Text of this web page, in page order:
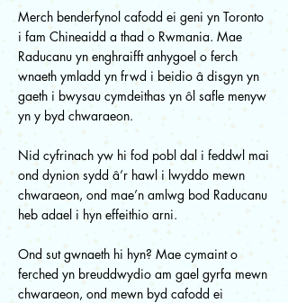
Merch benderfynol cafodd ei geni yn Toronto
i fam Chineaidd a thad o Rwmania. Mae
Raducanu yn enghraifft anhygoel o ferch
wnaeth ymladd yn frwd i beidio â disgyn yn
gaeth i bwysau cymdeithas yn ôl safle menyw
yn y byd chwaraeon.
Nid cyfrinach yw hi fod pobl dal i feddwl mai
ond dynion sydd â’r hawl i lwyddo mewn
chwaraeon, ond mae’n amlwg bod Raducanu
heb adael i hyn effeithio arni.
Ond sut gwnaeth hi hyn? Mae cymaint o
ferched yn breuddwydio am gael gyrfa mewn
chwaraeon, ond mewn byd cafodd ei